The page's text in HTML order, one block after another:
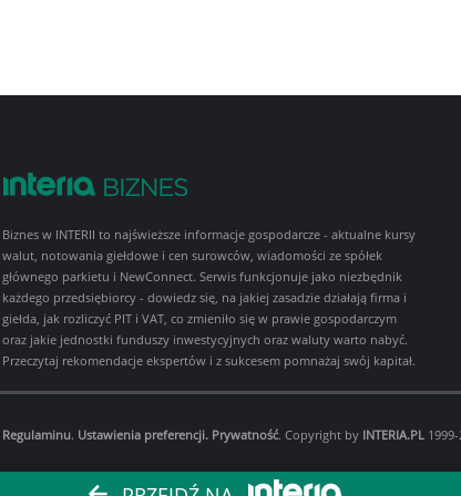
Biznes w INTERII to najświeższe informacje gospodarcze - aktualne kursy
walut, notowania giełdowe i cen surowców, wiadomości ze spółek
głównego parkietu i NewConnect. Serwis funkcjonuje jako niezbędnik
każdego przedsiębiorcy - dowiedz się, na jakiej zasadzie działają firma i
giełda, jak rozliczyć PIT i VAT, co zmieniło się w prawie gospodarczym
oraz jakie jednostki funduszy inwestycyjnych oraz waluty warto nabyć.
Przeczytaj rekomendacje ekspertów i z sukcesem pomnażaj swój kapitał.
Regulaminu. Ustawienia preferencji. Prywatność. Copyright by INTERIA.PL